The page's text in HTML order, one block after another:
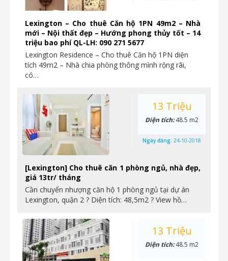
Lexington – Cho thuê Căn hộ 1PN 49m2 – Nhà
mới – Nội thất đẹp – Hướng phong thủy tốt – 14
triệu bao phí QL-LH: 090 271 5677
Lexington Residence – Cho thuê Căn hộ 1PN diện
tích 49m2 – Nhà chia phòng thông mình rộng rãi,
có…
[Lexington] Cho thuê căn 1 phòng ngủ, nhà đẹp,
giá 13tr/ tháng
Cần chuyển nhượng căn hộ 1 phòng ngủ tại dự án
Lexington, quận 2 ? Diện tích: 48,5m2 ? View hồ…
13 Triệu
Diện tích:48.5 m2
Ngày đăng: 24-10-2018
13 Triệu
Diện tích:48.5 m2